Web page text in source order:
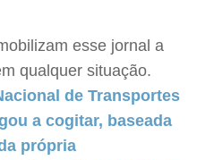
esse jornal a
qualquer situação.
de Transportes
a cogitar, baseada
própria